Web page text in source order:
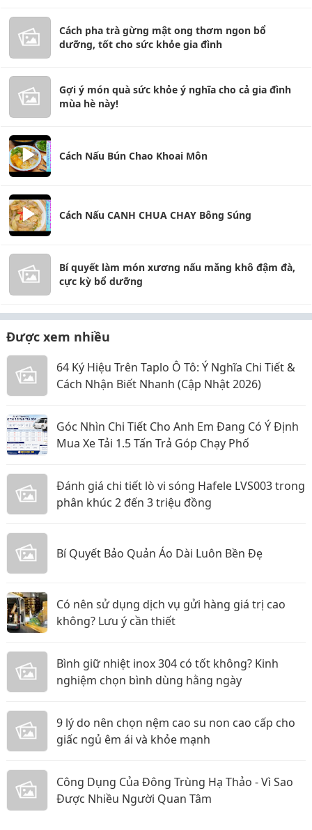
Cách pha trà gừng mật ong thơm ngon bổ
dưỡng, tốt cho sức khỏe gia đình
Gợi ý món quà sức khỏe ý nghĩa cho cả gia đình
mùa hè này!
Cách Nấu Bún Chao Khoai Môn
Cách Nấu CANH CHUA CHAY Bông Súng
Bí quyết làm món xương nấu măng khô đậm đà,
cực kỳ bổ dưỡng
Được xem nhiều
64 Ký Hiệu Trên Taplo Ô Tô: Ý Nghĩa Chi Tiết &
Cách Nhận Biết Nhanh (Cập Nhật 2026)
Góc Nhìn Chi Tiết Cho Anh Em Đang Có Ý Định
Mua Xe Tải 1.5 Tấn Trả Góp Chạy Phố
Đánh giá chi tiết lò vi sóng Hafele LVS003 trong
phân khúc 2 đến 3 triệu đồng
Bí Quyết Bảo Quản Áo Dài Luôn Bền Đẹ
Có nên sử dụng dịch vụ gửi hàng giá trị cao
không? Lưu ý cần thiết
Bình giữ nhiệt inox 304 có tốt không? Kinh
nghiệm chọn bình dùng hằng ngày
9 lý do nên chọn nệm cao su non cao cấp cho
giấc ngủ êm ái và khỏe mạnh
Công Dụng Của Đông Trùng Hạ Thảo - Vì Sao
Được Nhiều Người Quan Tâm